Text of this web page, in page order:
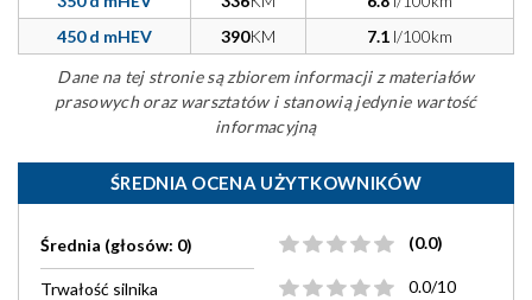
450 d mHEV
390KM 7.1 l/100km
Dane na tej stronie są zbiorem informacji z materiałów
prasowych oraz warsztatów i stanowią jedynie wartość
informacyjną
ŚREDNIA OCENA UŻYTKOWNIKÓW
Średnia (głosów: 0) (0.0)
Trwałość silnika
0.0/10